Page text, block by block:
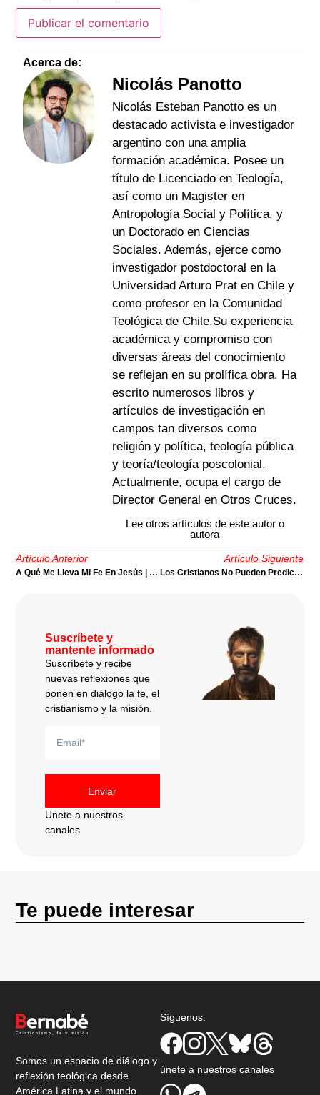
Acerca de:
Nicolás Panotto
Nicolás Esteban Panotto es un
destacado activista e investigador
argentino con una amplia
formación académica. Posee un
título de Licenciado en Teología,
así como un Magister en
Antropología Social y Política, y
un Doctorado en Ciencias
Sociales. Además, ejerce como
investigador postdoctoral en la
Universidad Arturo Prat en Chile y
como profesor en la Comunidad
Teológica de Chile.Su experiencia
académica y compromiso con
diversas áreas del conocimiento
se reflejan en su prolífica obra. Ha
escrito numerosos libros y
artículos de investigación en
campos tan diversos como
religión y política, teología pública
y teoría/teología poscolonial.
Actualmente, ocupa el cargo de
Director General en Otros Cruces.
Lee otros artículos de este autor o
autora
Artículo Anterior
A Qué Me Lleva Mi Fe En Jesús | Por Alejandra Ortiz
Artículo Siguiente
Los Cristianos No Pueden Predicar En La Plaza | Por Manfred Svensson
Suscríbete y
mantente informado
Suscríbete y recibe
nuevas reflexiones que
ponen en diálogo la fe, el
cristianismo y la misión.
Enviar
Unete a nuestros
canales
Te puede interesar
Somos un espacio de diálogo y
reflexión teológica desde
América Latina y el mundo
Síguenos:
únete a nuestros canales